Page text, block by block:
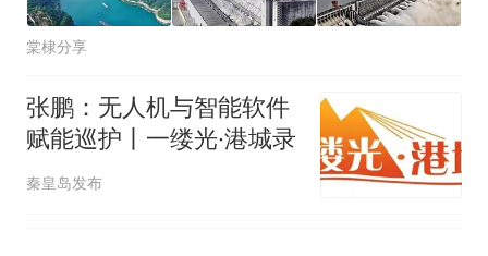
棠棣分享
张鹏：无人机与智能软件
赋能巡护丨一缕光·港城录
秦皇岛发布